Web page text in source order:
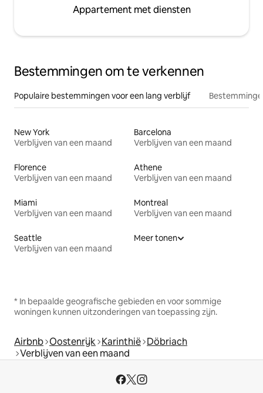
Appartement met diensten
Bestemmingen om te verkennen
Populaire bestemmingen voor een lang verblijf
New York
Verblijven van een maand
Barcelona
Verblijven van een maand
Florence
Verblijven van een maand
Athene
Verblijven van een maand
Miami
Verblijven van een maand
Montreal
Verblijven van een maand
Seattle
Verblijven van een maand
Meer tonen
* In bepaalde geografische gebieden en voor sommige
woningen kunnen uitzonderingen van toepassing zijn.
Airbnb Oostenrijk Karinthië Döbriach
Verblijven van een maand